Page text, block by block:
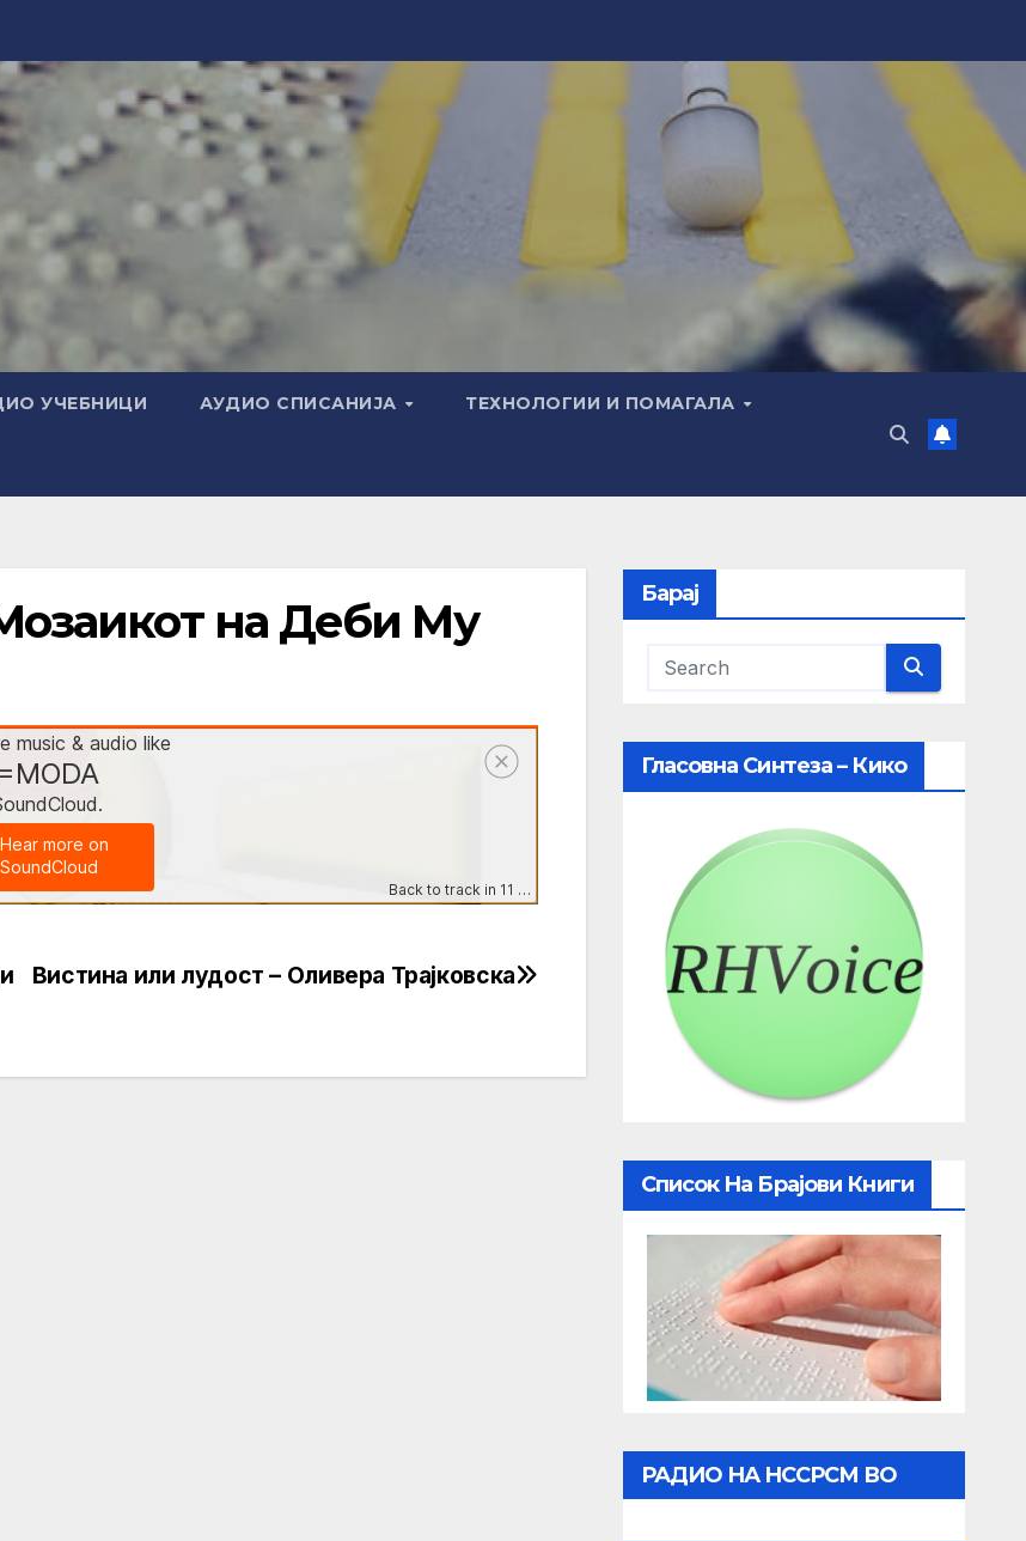
УЧЕБНИЦИ АУДИО СПИСАНИЈА ТЕХНОЛОГИИ И ПОМАГАЛА
на Деби Му
Вистина или лудост – Оливера Трајковска
Барај
Гласовна Синтеза – Кико
Список На Брајови Книги
РАДИО НА НССРСМ ВО